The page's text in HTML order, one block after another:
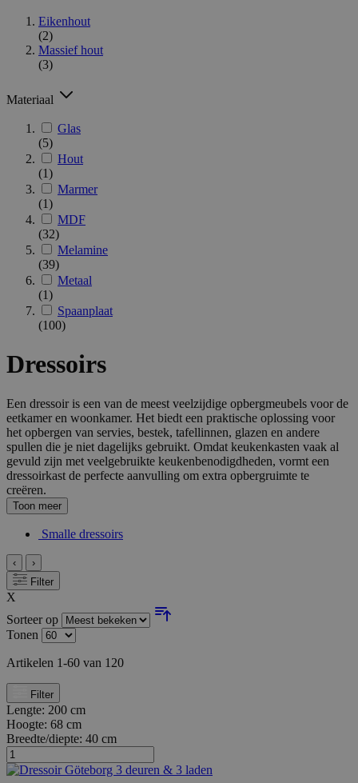
Eikenhout
(2)
Massief hout
(3)
Materiaal
Glas
(5)
Hout
(1)
Marmer
(1)
MDF
(32)
Melamine
(39)
Metaal
(1)
Spaanplaat
(100)
Dressoirs
Een dressoir is een van de meest veelzijdige opbergmeubels voor de
eetkamer en woonkamer. Het biedt een praktische oplossing voor
het opbergen van servies, bestek, tafellinnen, glazen en andere
spullen die je niet dagelijks gebruikt. Omdat keukenkasten vaak al
gevuld zijn met veelgebruikte keukenbenodigdheden, vormt een
dressoirkast de perfecte aanvulling om extra opbergruimte te
creëren.
Toon meer
Smalle dressoirs
‹
›
Filter
X
Sorteer op
Tonen
Artikelen 1-60 van 120
Filter
Lengte: 200 cm
Hoogte: 68 cm
Breedte/diepte: 40 cm